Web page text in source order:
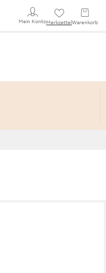
Mein KontoMerkzettel Warenkorb